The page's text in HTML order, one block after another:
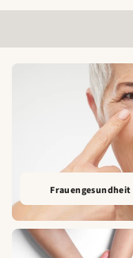
Frauengesundheit